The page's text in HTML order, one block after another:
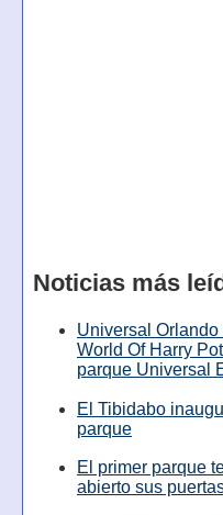
Noticias más
Universal
World Of Harry
parque Universal
El Tibidabo
parque
El primer parque
abierto sus